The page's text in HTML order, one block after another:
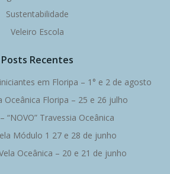
Sustentabilidade
Veleiro Escola
Posts Recentes
em Floripa – 1° e 2 de agosto
Oceânica Floripa – 25 e 26 julho
“NOVO” Travessia Oceânica
Módulo 1 27 e 28 de junho
Oceânica – 20 e 21 de junho